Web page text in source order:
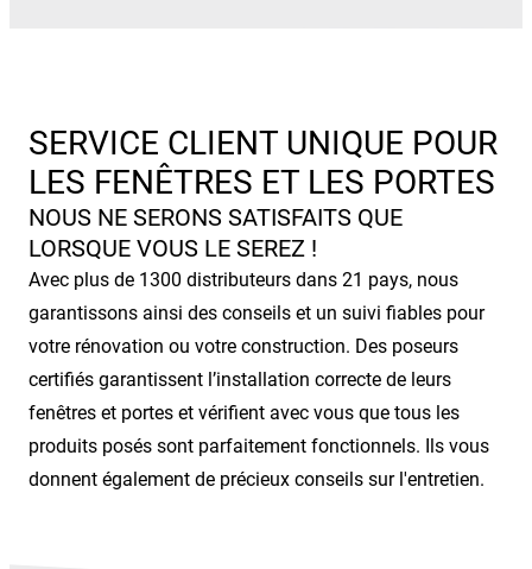
SERVICE CLIENT UNIQUE POUR
LES FENÊTRES ET LES PORTES
NOUS NE SERONS SATISFAITS QUE
LORSQUE VOUS LE SEREZ !
Avec plus de 1300 distributeurs dans 21 pays, nous
garantissons ainsi des conseils et un suivi fiables pour
votre rénovation ou votre construction. Des poseurs
certifiés garantissent l’installation correcte de leurs
fenêtres et portes et vérifient avec vous que tous les
produits posés sont parfaitement fonctionnels. Ils vous
donnent également de précieux conseils sur l'entretien.